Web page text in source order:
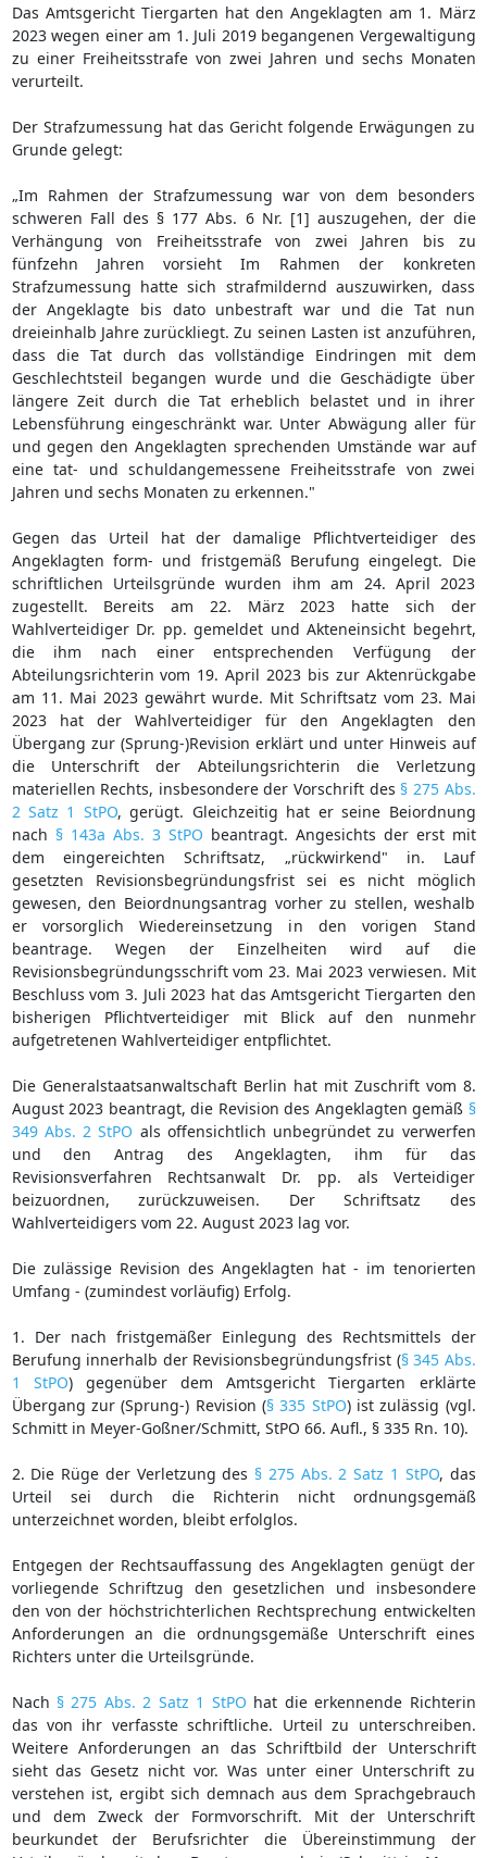
Das Amtsgericht Tiergarten hat den Angeklagten am 1. März
2023 wegen einer am 1. Juli 2019 begangenen Vergewaltigung
zu einer Freiheitsstrafe von zwei Jahren und sechs Monaten
verurteilt.
Der Strafzumessung hat das Gericht folgende Erwägungen zu
Grunde gelegt:
„Im Rahmen der Strafzumessung war von dem besonders
schweren Fall des § 177 Abs. 6 Nr. [1] auszugehen, der die
Verhängung von Freiheitsstrafe von zwei Jahren bis zu
fünfzehn Jahren vorsieht Im Rahmen der konkreten
Strafzumessung hatte sich strafmildernd auszuwirken, dass
der Angeklagte bis dato unbestraft war und die Tat nun
dreieinhalb Jahre zurückliegt. Zu seinen Lasten ist anzuführen,
dass die Tat durch das vollständige Eindringen mit dem
Geschlechtsteil begangen wurde und die Geschädigte über
längere Zeit durch die Tat erheblich belastet und in ihrer
Lebensführung eingeschränkt war. Unter Abwägung aller für
und gegen den Angeklagten sprechenden Umstände war auf
eine tat- und schuldangemessene Freiheitsstrafe von zwei
Jahren und sechs Monaten zu erkennen."
Gegen das Urteil hat der damalige Pflichtverteidiger des
Angeklagten form- und fristgemäß Berufung eingelegt. Die
schriftlichen Urteilsgründe wurden ihm am 24. April 2023
zugestellt. Bereits am 22. März 2023 hatte sich der
Wahlverteidiger Dr. pp. gemeldet und Akteneinsicht begehrt,
die ihm nach einer entsprechenden Verfügung der
Abteilungsrichterin vom 19. April 2023 bis zur Aktenrückgabe
am 11. Mai 2023 gewährt wurde. Mit Schriftsatz vom 23. Mai
2023 hat der Wahlverteidiger für den Angeklagten den
Übergang zur (Sprung-)Revision erklärt und unter Hinweis auf
die Unterschrift der Abteilungsrichterin die Verletzung
materiellen Rechts, insbesondere der Vorschrift des § 275 Abs.
2 Satz 1 StPO, gerügt. Gleichzeitig hat er seine Beiordnung
nach § 143a Abs. 3 StPO beantragt. Angesichts der erst mit
dem eingereichten Schriftsatz, „rückwirkend" in. Lauf
gesetzten Revisionsbegründungsfrist sei es nicht möglich
gewesen, den Beiordnungsantrag vorher zu stellen, weshalb
er vorsorglich Wiedereinsetzung in den vorigen Stand
beantrage. Wegen der Einzelheiten wird auf die
Revisionsbegründungsschrift vom 23. Mai 2023 verwiesen. Mit
Beschluss vom 3. Juli 2023 hat das Amtsgericht Tiergarten den
bisherigen Pflichtverteidiger mit Blick auf den nunmehr
aufgetretenen Wahlverteidiger entpflichtet.
Die Generalstaatsanwaltschaft Berlin hat mit Zuschrift vom 8.
August 2023 beantragt, die Revision des Angeklagten gemäß §
349 Abs. 2 StPO als offensichtlich unbegründet zu verwerfen
und den Antrag des Angeklagten, ihm für das
Revisionsverfahren Rechtsanwalt Dr. pp. als Verteidiger
beizuordnen, zurückzuweisen. Der Schriftsatz des
Wahlverteidigers vom 22. August 2023 lag vor.
Die zulässige Revision des Angeklagten hat - im tenorierten
Umfang - (zumindest vorläufig) Erfolg.
1. Der nach fristgemäßer Einlegung des Rechtsmittels der
Berufung innerhalb der Revisionsbegründungsfrist (§ 345 Abs.
1 StPO) gegenüber dem Amtsgericht Tiergarten erklärte
Übergang zur (Sprung-) Revision (§ 335 StPO) ist zulässig (vgl.
Schmitt in Meyer-Goßner/Schmitt, StPO 66. Aufl., § 335 Rn. 10).
2. Die Rüge der Verletzung des § 275 Abs. 2 Satz 1 StPO, das
Urteil sei durch die Richterin nicht ordnungsgemäß
unterzeichnet worden, bleibt erfolglos.
Entgegen der Rechtsauffassung des Angeklagten genügt der
vorliegende Schriftzug den gesetzlichen und insbesondere
den von der höchstrichterlichen Rechtsprechung entwickelten
Anforderungen an die ordnungsgemäße Unterschrift eines
Richters unter die Urteilsgründe.
Nach § 275 Abs. 2 Satz 1 StPO hat die erkennende Richterin
das von ihr verfasste schriftliche. Urteil zu unterschreiben.
Weitere Anforderungen an das Schriftbild der Unterschrift
sieht das Gesetz nicht vor. Was unter einer Unterschrift zu
verstehen ist, ergibt sich demnach aus dem Sprachgebrauch
und dem Zweck der Formvorschrift. Mit der Unterschrift
beurkundet der Berufsrichter die Übereinstimmung der